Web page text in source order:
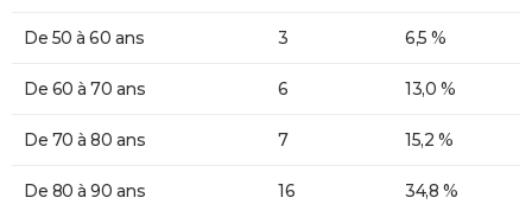
De 50 à 60 ans 3 6,5 %
De 60 à 70 ans 6 13,0 %
De 70 à 80 ans 7 15,2 %
De 80 à 90 ans 16 34,8 %